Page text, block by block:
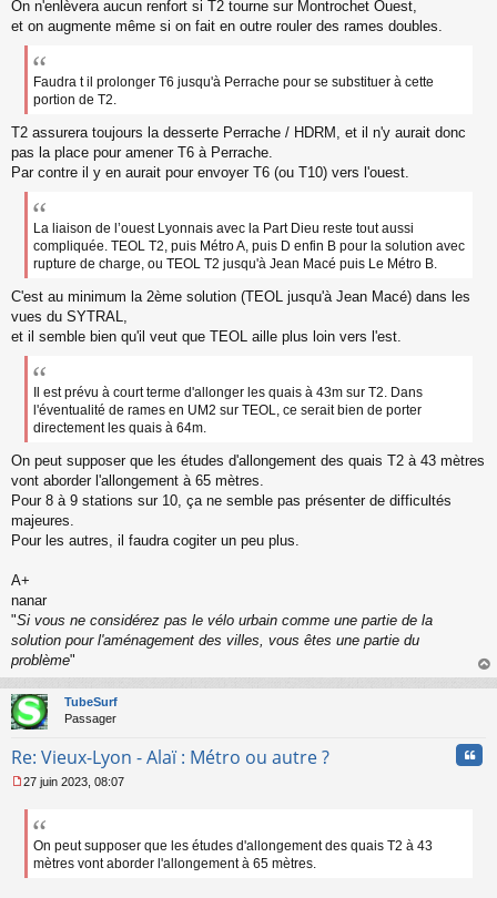
On n'enlèvera aucun renfort si T2 tourne sur Montrochet Ouest,
et on augmente même si on fait en outre rouler des rames doubles.
Faudra t il prolonger T6 jusqu'à Perrache pour se substituer à cette
portion de T2.
T2 assurera toujours la desserte Perrache / HDRM, et il n'y aurait donc
pas la place pour amener T6 à Perrache.
Par contre il y en aurait pour envoyer T6 (ou T10) vers l'ouest.
La liaison de l’ouest Lyonnais avec la Part Dieu reste tout aussi
compliquée. TEOL T2, puis Métro A, puis D enfin B pour la solution avec
rupture de charge, ou TEOL T2 jusqu'à Jean Macé puis Le Métro B.
C'est au minimum la 2ème solution (TEOL jusqu'à Jean Macé) dans les
vues du SYTRAL,
et il semble bien qu'il veut que TEOL aille plus loin vers l'est.
Il est prévu à court terme d'allonger les quais à 43m sur T2. Dans
l'éventualité de rames en UM2 sur TEOL, ce serait bien de porter
directement les quais à 64m.
On peut supposer que les études d'allongement des quais T2 à 43 mètres
vont aborder l'allongement à 65 mètres.
Pour 8 à 9 stations sur 10, ça ne semble pas présenter de difficultés
majeures.
Pour les autres, il faudra cogiter un peu plus.
A+
nanar
"Si vous ne considérez pas le vélo urbain comme une partie de la
solution pour l'aménagement des villes, vous êtes une partie du
problème"
au
TubeSurf
Passager
Re: Vieux-Lyon - Alaï : Métro ou autre ?
e
g
27 juin 2023, 08:07
On peut supposer que les études d'allongement des quais T2 à 43
mètres vont aborder l'allongement à 65 mètres.